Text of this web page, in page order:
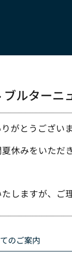
ブルター
がとうございま
休みをいただき
しますが、ご
のご案内